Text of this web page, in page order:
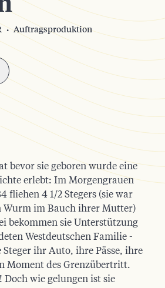
· Auftragsproduktion
bevor sie geboren wurde eine
erlebt: Im Morgengrauen
fliehen 4 1/2 Stegers (sie war
Wurm im Bauch ihrer Mutter)
bekommen sie Unterstützung
Westdeutschen Familie -
ihr Auto, ihre Pässe, ihre
Moment des Grenzübertritt.
wie gelungen ist sie